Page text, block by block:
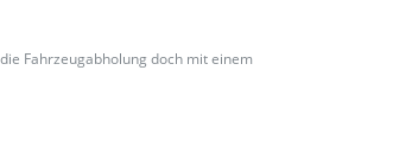
Fahrzeugabholung doch mit einem